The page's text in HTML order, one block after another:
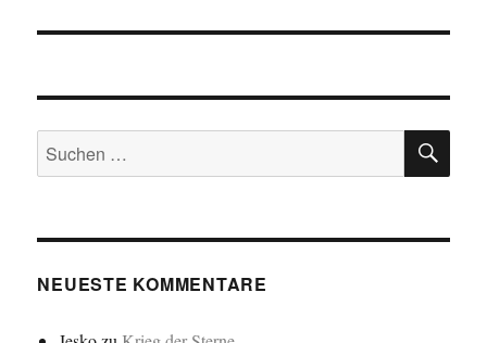
Suchen
nach:
NEUESTE KOMMENTARE